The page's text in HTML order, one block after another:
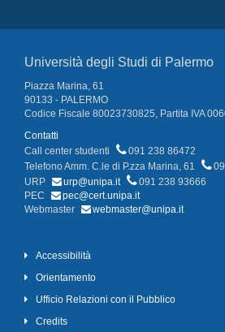
Università degli Studi di Palermo
Piazza Marina, 61
90133 - PALERMO
Codice Fiscale 80023730825, Partita IVA
Contatti
Call center studenti
091 238 86472
Telefono Amm. C.le di P.zza Marina, 61
URP
urp@unipa.it
091 238 93666
PEC
pec@cert.unipa.it
Webmaster
webmaster@unipa.it
Accessibilità
Orientamento
Ufficio Relazioni con il Pubblico
Credits